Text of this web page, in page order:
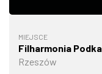
MIEJSCE
Filharmonia
Rzeszów